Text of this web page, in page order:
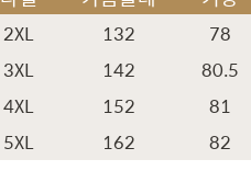
2XL 132 78
3XL 142 80.5
4XL 152 81
5XL 162 82